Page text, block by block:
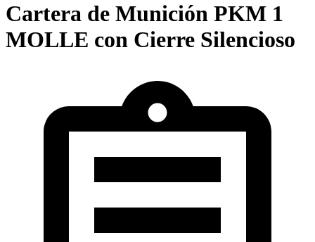
Cartera de Munición PKM 1
MOLLE con Cierre Silencioso